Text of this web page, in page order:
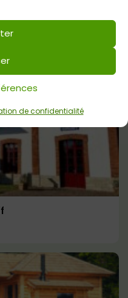
de confidentialité
Camors / Camping